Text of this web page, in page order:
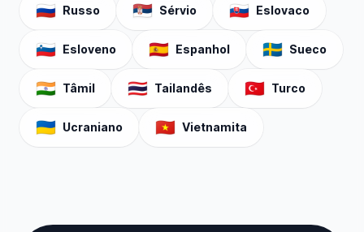
🇷🇺 Russo 🇷🇸 Sérvio 🇸🇰 Eslovaco
🇸🇮 Esloveno 🇪🇸 Espanhol 🇸🇪 Sueco
🇮🇳 Tâmil 🇹🇭 Tailandês 🇹🇷 Turco
🇺🇦 Ucraniano 🇻🇳 Vietnamita